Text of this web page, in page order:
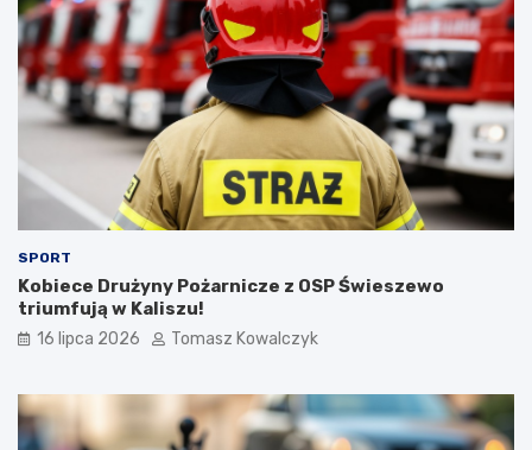
SPORT
Kobiece Drużyny Pożarnicze z OSP Świeszewo
triumfują w Kaliszu!
16 lipca 2026 Tomasz Kowalczyk